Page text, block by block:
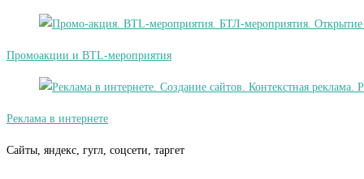
Промоакции и BTL-мероприятия
Реклама в интернете
Сайты, яндекс, гугл, соцсети, таргет